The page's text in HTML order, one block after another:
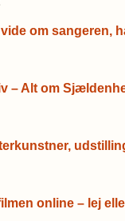
om sangeren,
– Alt om
online – lej